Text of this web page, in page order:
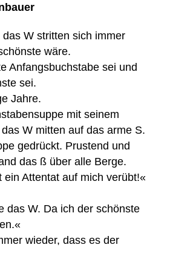
W stritten sich immer
wäre.
Anfangsbuchstabe sei und
sei.
Jahre.
mit seinem
W mitten auf das arme S.
gedrückt. Prustend und
das ß über alle Berge.
Attentat auf mich verübt!«
W. Da ich der schönste
wieder, dass es der